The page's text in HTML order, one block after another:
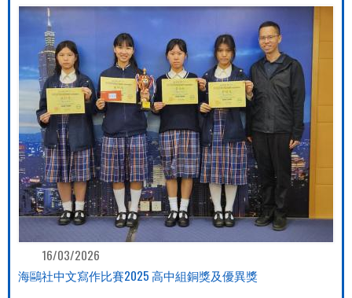
16/03/2026
海鷗社中文寫作比賽2025 高中組銅獎及優異獎